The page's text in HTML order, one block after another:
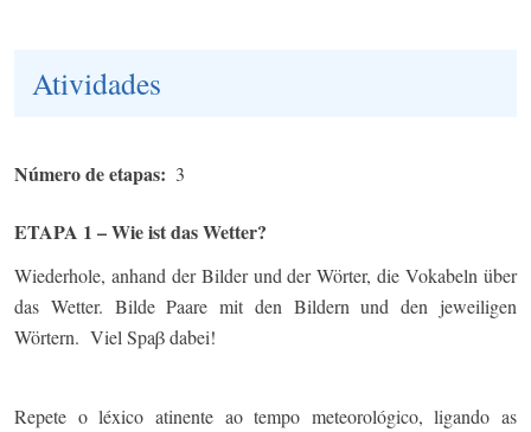
Atividades
Número de etapas 3
ETAPA 1 – Wie ist das Wetter?
Wiederhole, anhand der Bilder und der Wörter, die Vokabeln über
das Wetter. Bilde Paare mit den Bildern und den jeweiligen
Wörtern. Viel Spaβ dabei!
Repete o léxico atinente ao tempo meteorológico, ligando as